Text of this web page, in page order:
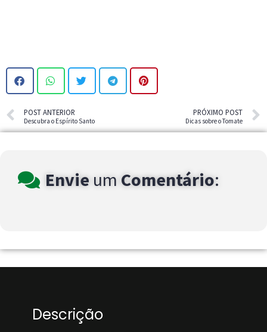
POST ANTERIOR
Descubra o Espírito Santo
PRÓXIMO POST
Dicas sobre o Tomate
Envie um Comentário:
Descrição